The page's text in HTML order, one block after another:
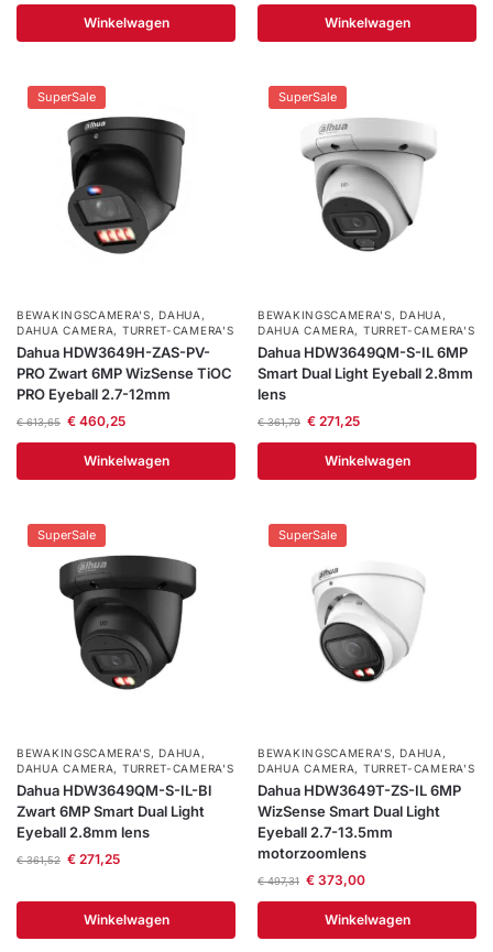
Winkelwagen Winkelwagen
SuperSale
BEWAKINGSCAMERA'S,DAHUA ,
DAHUA CAMERA, TURRET-CAMERA'S
Dahua HDW3649H-ZAS-PV-
PRO Zwart 6MP WizSense TiOC
PRO Eyeball 2.7-12mm
€613,65 €460,25
Winkelwagen
SuperSale
BEWAKINGSCAMERA'S,DAHUA ,
DAHUA CAMERA, TURRET-CAMERA'S
Dahua HDW3649QM-S-IL 6MP
Smart Dual Light Eyeball 2.8mm
lens
€361,79 €271,25
Winkelwagen
SuperSale
BEWAKINGSCAMERA'S,DAHUA ,
DAHUA CAMERA, TURRET-CAMERA'S
Dahua HDW3649QM-S-IL-Bl
Zwart 6MP Smart Dual Light
Eyeball 2.8mm lens
€361,52 €271,25
Winkelwagen
SuperSale
BEWAKINGSCAMERA'S,DAHUA ,
DAHUA CAMERA, TURRET-CAMERA'S
Dahua HDW3649T-ZS-IL 6MP
WizSense Smart Dual Light
Eyeball 2.7-13.5mm
motorzoomlens
€497,31 €373,00
Winkelwagen